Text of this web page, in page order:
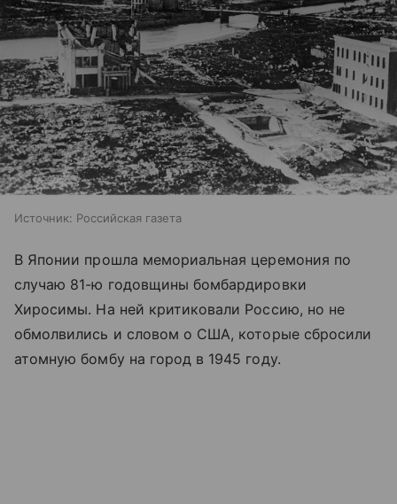
Источник: Российская газета
В Японии прошла мемориальная церемония по
случаю 81-ю годовщины бомбардировки
Хиросимы. На ней критиковали Россию, но не
обмолвились и словом о США, которые сбросили
атомную бомбу на город в 1945 году.